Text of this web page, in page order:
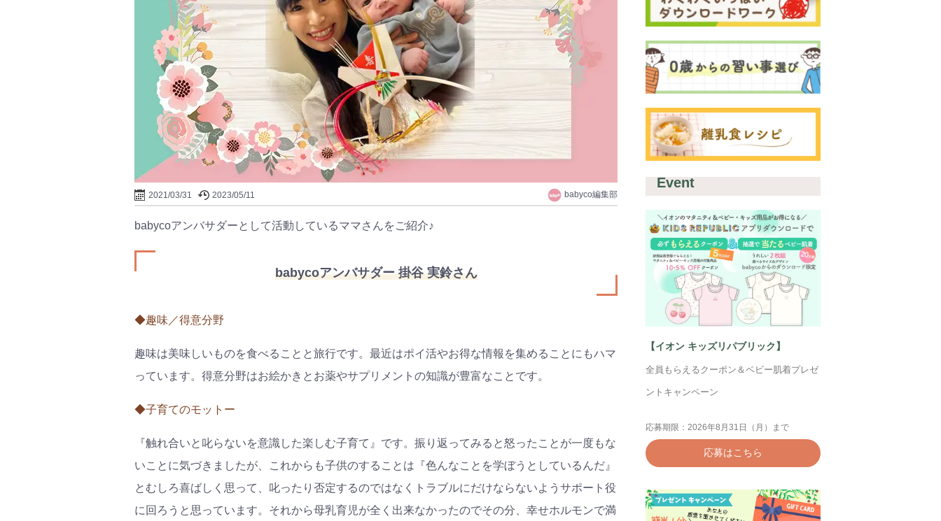
2021/03/31 2023/05/11 babyco編集部
babycoアンバサダーとして活動しているママさんをご紹介♪
babycoアンバサダー 掛谷 実鈴さん
◆趣味／得意分野
趣味は美味しいものを食べることと旅行です。最近はポイ活やお得な情報を集めることにもハマ
っています。得意分野はお絵かきとお薬やサプリメントの知識が豊富なことです。
◆子育てのモットー
『触れ合いと叱らないを意識した楽しむ子育て』です。振り返ってみると怒ったことが一度もな
いことに気づきましたが、これからも子供のすることは『色んなことを学ぼうとしているんだ』
とむしろ喜ばしく思って、叱ったり否定するのではなくトラブルにだけならないようサポート役
に回ろうと思っています。それから母乳育児が全く出来なかったのでその分、幸せホルモンで満
Event
【イオン キッズリパブリック】
全員もらえるクーポン＆ベビー肌着プレゼ
ントキャンペーン
応募期限：2026年8月31日（月）まで
応募はこちら